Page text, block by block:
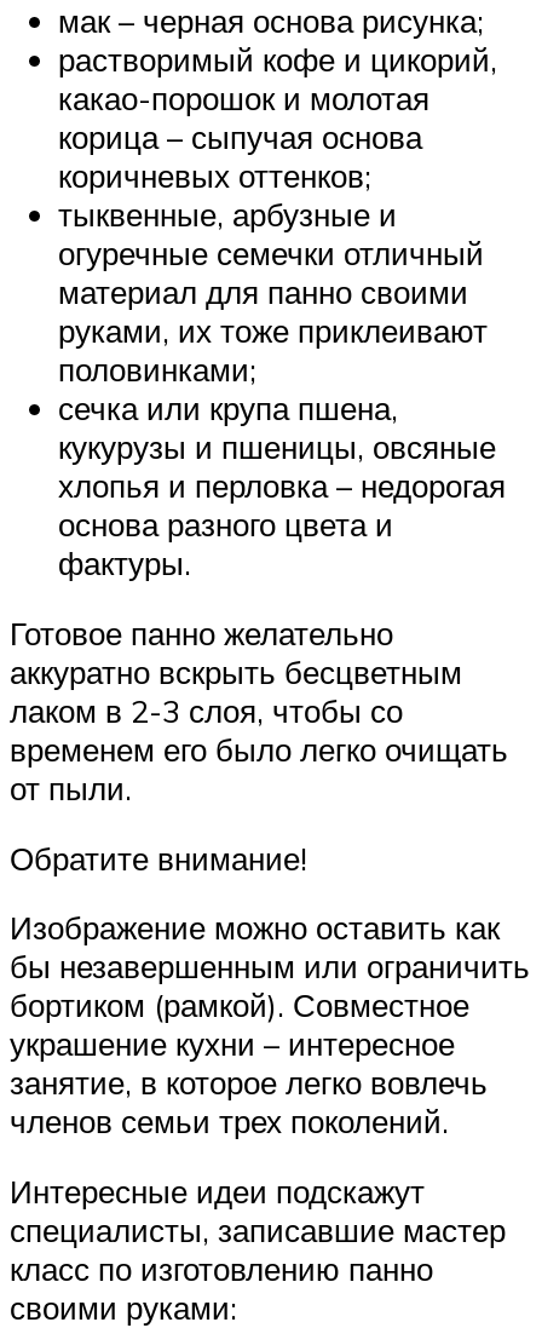
мак – черная основа рисунка;
растворимый кофе и цикорий,
какао-порошок и молотая
корица – сыпучая основа
коричневых оттенков;
тыквенные, арбузные и
огуречные семечки отличный
материал для панно своими
руками, их тоже приклеивают
половинками;
сечка или крупа пшена,
кукурузы и пшеницы, овсяные
хлопья и перловка – недорогая
основа разного цвета и
фактуры.
Готовое панно желательно
аккуратно вскрыть бесцветным
лаком в 2-3 слоя, чтобы со
временем его было легко очищать
от пыли.
Обратите внимание!
Изображение можно оставить как
бы незавершенным или ограничить
бортиком (рамкой). Совместное
украшение кухни – интересное
занятие, в которое легко вовлечь
членов семьи трех поколений.
Интересные идеи подскажут
специалисты, записавшие мастер
класс по изготовлению панно
своими руками: